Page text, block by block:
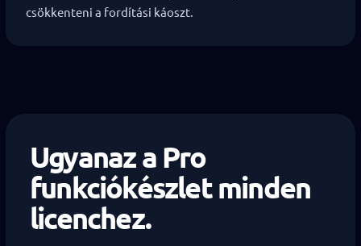
csökkenteni a fordítási káoszt.
Ugyanaz a Pro
funkciókészlet minden
licenchez.